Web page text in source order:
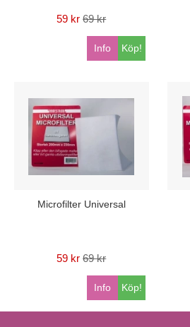
59 kr 69 kr
Köp!
Info
Microfilter Universal
59 kr 69 kr
Köp!
Info